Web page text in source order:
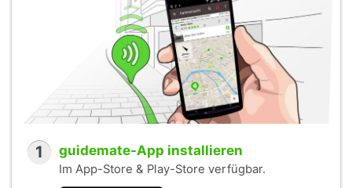
1 guidemate-App installieren
Im App-Store & Play-Store verfügbar.